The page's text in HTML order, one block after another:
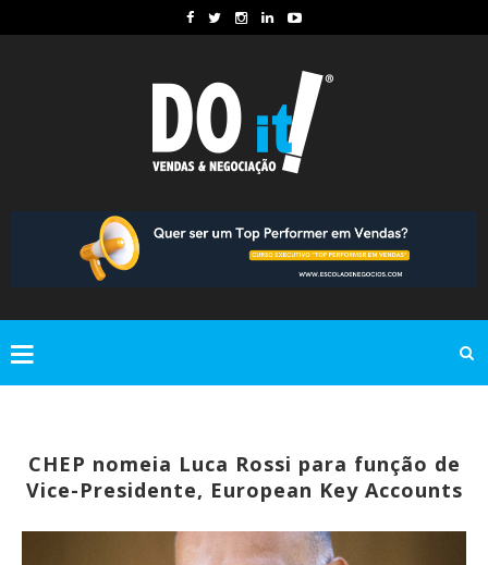
CHEP nomeia Luca Rossi para função de
Vice-Presidente, European Key Accounts